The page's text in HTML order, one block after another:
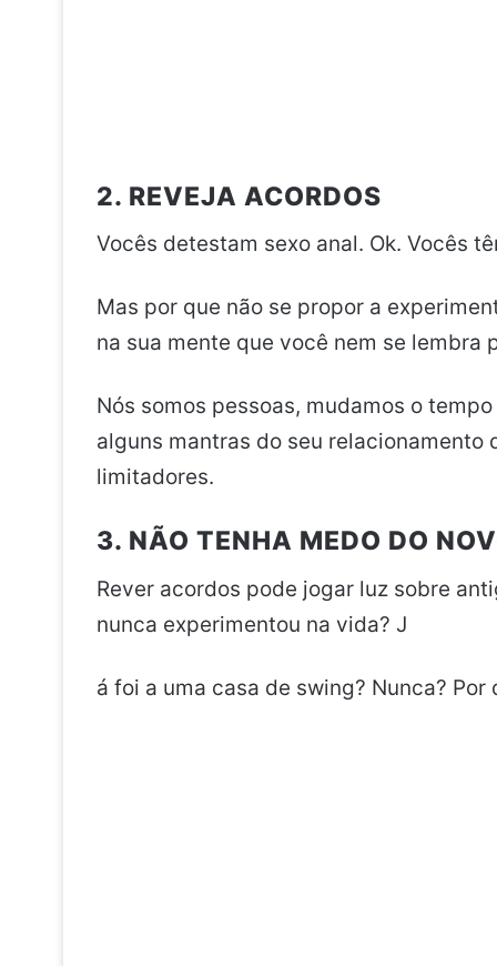
2. REVEJA ACORDOS
Vocês detestam sexo anal. Ok. Vocês
Mas por que não se propor a
na sua mente que você nem se lembra
Nós somos pessoas, mudamos o
alguns mantras do seu
limitadores.
3. NÃO TENHA MEDO DO
Rever acordos pode jogar luz sobre
nunca experimentou na vida? J
á foi a uma casa de swing? Nunca? Por